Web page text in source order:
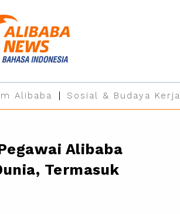
Alibaba Sosial & Budaya Kerja
Alibaba
Termasuk